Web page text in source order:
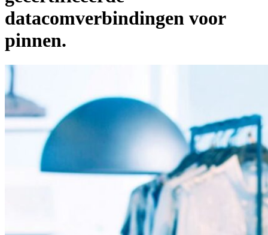
datacomverbindingen voor
pinnen.